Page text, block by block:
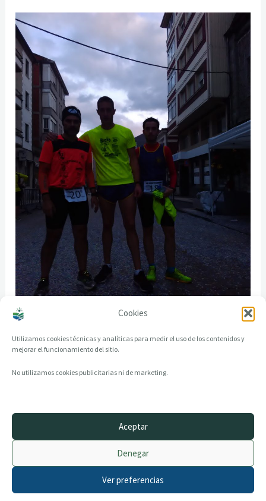
Cookies
Utilizamos cookies técnicas y analíticas para medir el uso de los contenidos y
mejorar el funcionamiento del sitio.
No utilizamos cookies publicitarias ni de marketing.
Aceptar
Denegar
Ver preferencias
© 2014–2026 creandotuprovincia.es · Todos los derechos reservados
Política de Cookies
Archivo histórico